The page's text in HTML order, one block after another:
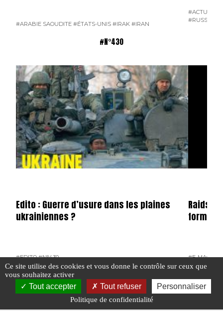
#ARABIE SAOUDITE #ÉTATS-UNIS #IRAK #IRAN
#ACTUALITÉ
#RUSSIE
#N°430
Edito : Guerre d’usure dans les plaines
ukrainiennes ?
#EDITO #N°430
Raids
format
#E-MAG
Ce site utilise des cookies et vous donne le contrôle sur ceux que
vous souhaitez activer
Tout accepter Tout refuser Personnaliser
Politique de confidentialité